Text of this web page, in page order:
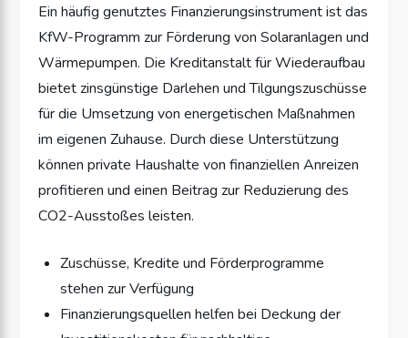
Ein häufig genutztes Finanzierungsinstrument ist das
KfW-Programm zur Förderung von Solaranlagen und
Wärmepumpen. Die Kreditanstalt für Wiederaufbau
bietet zinsgünstige Darlehen und Tilgungszuschüsse
für die Umsetzung von energetischen Maßnahmen
im eigenen Zuhause. Durch diese Unterstützung
können private Haushalte von finanziellen Anreizen
profitieren und einen Beitrag zur Reduzierung des
CO2-Ausstoßes leisten.
Zuschüsse, Kredite und Förderprogramme
stehen zur Verfügung
Finanzierungsquellen helfen bei Deckung der